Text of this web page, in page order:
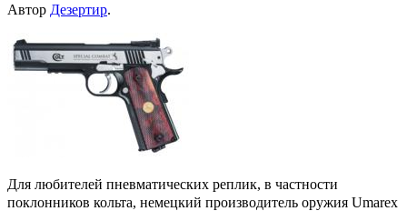
Автор Дезертир.
Для любителей пневматических реплик, в частности
поклонников кольта, немецкий производитель оружия Umarex